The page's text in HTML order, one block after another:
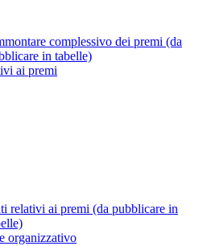
complessivo dei premi (da
in tabelle)
ai premi
relativi ai premi (da pubblicare in
organizzativo